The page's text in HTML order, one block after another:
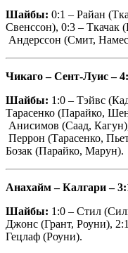
Шайбы: 0:1 – Райан
Свенссон), 0:3 – Ткачак
Андерссон (Смит,
Чикаго – Сент-Луис –
Шайбы: 1:0 – Тэйвс
Тарасенко (Парайко,
Анисимов (Саад,
Перрон (Тарасенко,
Бозак (Парайко, Марун).
Анахайм – Калгари –
Шайбы: 1:0 – Стил
Джонс (Грант, Роуни),
Гецлаф (Роуни).